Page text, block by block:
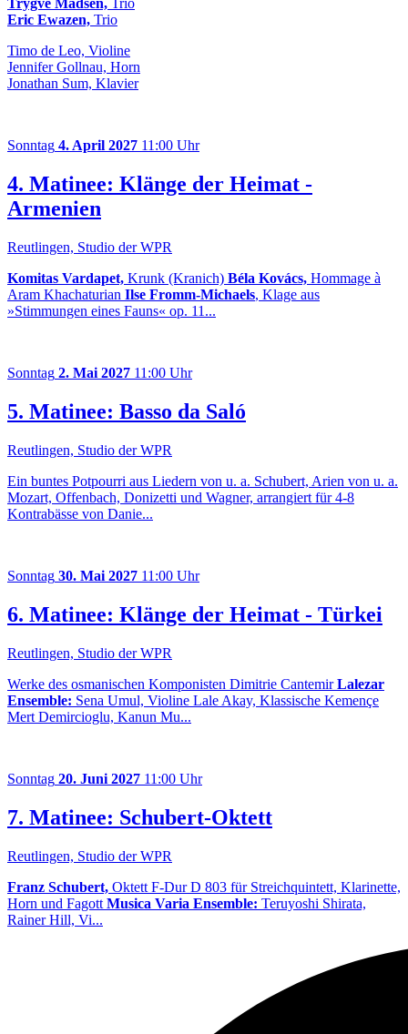
Trygve Madsen, Trio
Eric Ewazen, Trio
Timo de Leo, Violine
Jennifer Gollnau, Horn
Jonathan Sum, Klavier
Sonntag 4. April 2027 11:00 Uhr
4. Matinee: Klänge der Heimat -
Armenien
Reutlingen, Studio der WPR
Komitas Vardapet, Krunk (Kranich) Béla Kovács, Hommage à
Aram Khachaturian Ilse Fromm-Michaels, Klage aus
»Stimmungen eines Fauns« op. 11...
Sonntag 2. Mai 2027 11:00 Uhr
5. Matinee: Basso da Saló
Reutlingen, Studio der WPR
Ein buntes Potpourri aus Liedern von u. a. Schubert, Arien von u. a.
Mozart, Offenbach, Donizetti und Wagner, arrangiert für 4-8
Kontrabässe von Danie...
Sonntag 30. Mai 2027 11:00 Uhr
6. Matinee: Klänge der Heimat - Türkei
Reutlingen, Studio der WPR
Werke des osmanischen Komponisten Dimitrie CantemirLalezar
Ensemble: Sena Umul, Violine Lale Akay, Klassische Kemençe
Mert Demircioglu, Kanun Mu...
Sonntag 20. Juni 2027 11:00 Uhr
7. Matinee: Schubert-Oktett
Reutlingen, Studio der WPR
Franz Schubert, Oktett F-Dur D 803 für Streichquintett, Klarinette,
Horn und Fagott Musica Varia Ensemble: Teruyoshi Shirata,
Rainer Hill, Vi...